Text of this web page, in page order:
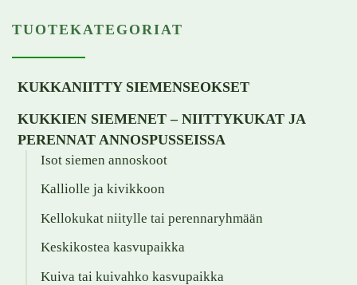
TUOTEKATEGORIAT
KUKKANIITTY SIEMENSEOKSET
KUKKIEN SIEMENET – NIITTYKUKAT JA
PERENNAT ANNOSPUSSEISSA
Isot siemen annoskoot
Kalliolle ja kivikkoon
Kellokukat niitylle tai perennaryhmään
Keskikostea kasvupaikka
Kuiva tai kuivahko kasvupaikka